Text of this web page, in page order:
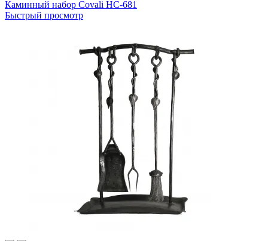
Каминный набор Covali HC-681
Быстрый просмотр